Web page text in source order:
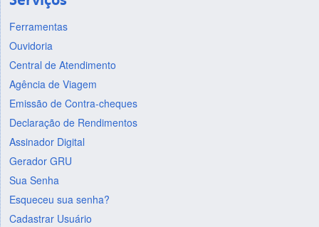
Ferramentas
Ouvidoria
Central de Atendimento
Agência de Viagem
Emissão de Contra-cheques
Declaração de Rendimentos
Assinador Digital
Gerador GRU
Sua Senha
Esqueceu sua senha?
Cadastrar Usuário